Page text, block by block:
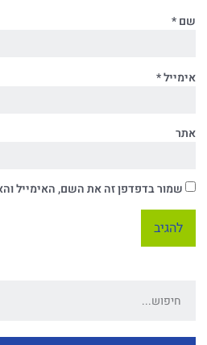
שם*
אימייל*
אתר
שמור בדפדפן זה את השם, האימייל